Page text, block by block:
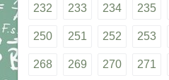
232 233 234 235
250 251 252 253
268 269 270 271